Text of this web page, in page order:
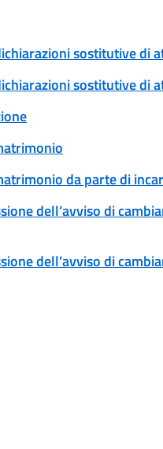
sostitutive di
sostitutive di
da parte di
dell’avviso di
dell’avviso di